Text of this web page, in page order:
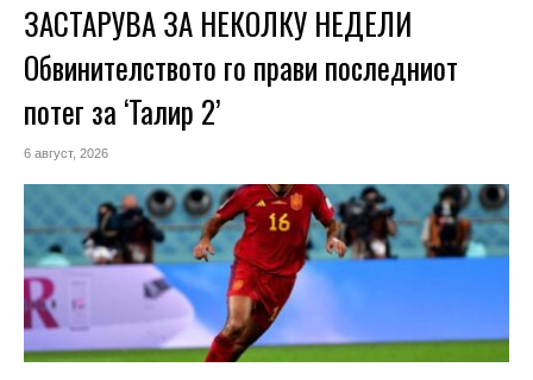
ЗАСТАРУВА ЗА НЕКОЛКУ НЕДЕЛИ
Обвинителството го прави последниот
потег за ‘Талир 2’
6 август, 2026